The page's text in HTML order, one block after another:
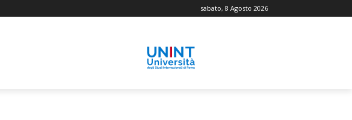
sabato, 8 Agosto 2026